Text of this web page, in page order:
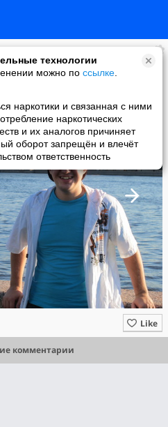
технологии
можно по ссылке
наркотики и связанная с ними
наркотических
и их аналогов причиняет
оборот запрещён и влечёт
ответственность
Like
комментарии